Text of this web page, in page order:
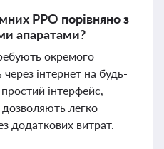
РРО порівняно з
апаратами?
окремого
інтернет на будь-
інтерфейс,
легко
додаткових витрат.